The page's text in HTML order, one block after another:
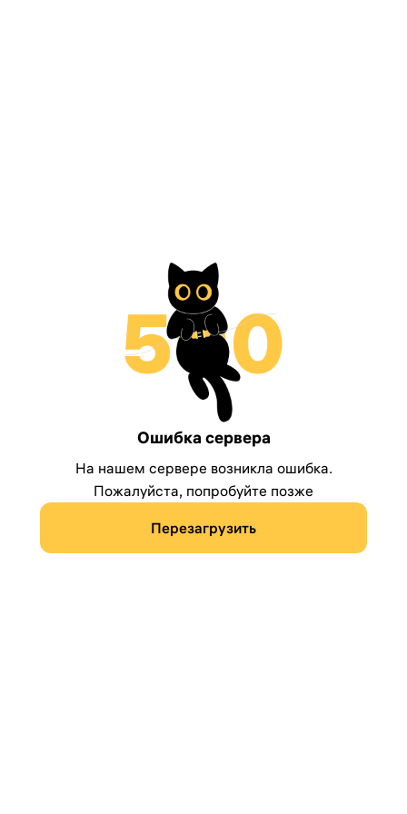
Ошибка сервера
На нашем сервере возникла ошибка.
Пожалуйста, попробуйте позже
Перезагрузить